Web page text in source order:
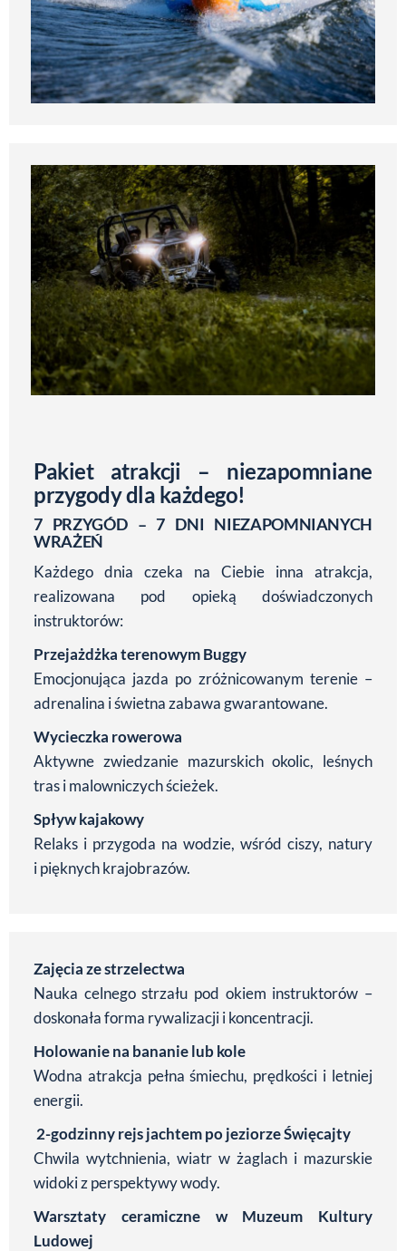
Pakiet atrakcji – niezapomniane
przygody dla każdego!
7 PRZYGÓD – 7 DNI NIEZAPOMNIANYCH
WRAŻEŃ
Każdego dnia czeka na Ciebie inna atrakcja,
realizowana pod opieką doświadczonych
instruktorów:
Przejażdżka terenowym Buggy
Emocjonująca jazda po zróżnicowanym terenie –
adrenalina i świetna zabawa gwarantowane.
Wycieczka rowerowa
Aktywne zwiedzanie mazurskich okolic, leśnych
tras i malowniczych ścieżek.
Spływ kajakowy
Relaks i przygoda na wodzie, wśród ciszy, natury
i pięknych krajobrazów.
Zajęcia ze strzelectwa
Nauka celnego strzału pod okiem instruktorów –
doskonała forma rywalizacji i koncentracji.
Holowanie na bananie lub kole
Wodna atrakcja pełna śmiechu, prędkości i letniej
energii.
2-godzinny rejs jachtem po jeziorze Święcajty
Chwila wytchnienia, wiatr w żaglach i mazurskie
widoki z perspektywy wody.
Warsztaty ceramiczne w Muzeum Kultury
Ludowej